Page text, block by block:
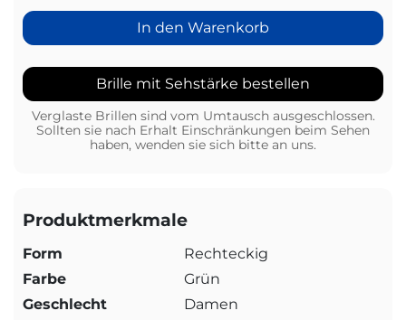
In den Warenkorb
Brille mit Sehstärke bestellen
Verglaste Brillen sind vom Umtausch ausgeschlossen.
Sollten sie nach Erhalt Einschränkungen beim Sehen
haben, wenden sie sich bitte an uns.
Produktmerkmale
Form
Rechteckig
Farbe
Grün
Geschlecht
Damen